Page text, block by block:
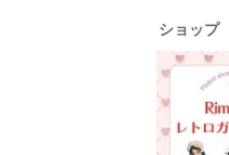
ショップ